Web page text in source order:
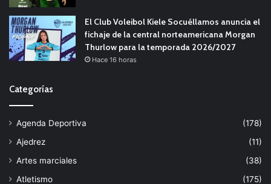
El Club Voleibol Kiele Socuéllamos anuncia el
fichaje de la central norteamericana Morgan
Thurlow para la temporada 2026/2027
Hace 16 horas
Categorías
Agenda Deportiva
(178)
Ajedrez
(11)
Artes marciales
(38)
Atletismo
(175)